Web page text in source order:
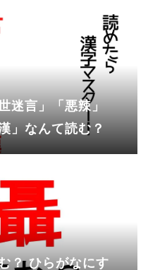
迷言」「悪辣」
」なんて読む？
？ ひらがなにす